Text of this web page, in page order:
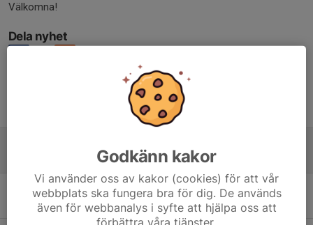
Välkomna!
Dela nyhet
27 jul, 20:18 0
Glad Sommar!
11 jul, 21:41 0
Godkänn kakor
Vi använder oss av kakor (cookies) för att vår
webbplats ska fungera bra för dig. De används
även för webbanalys i syfte att hjälpa oss att
förbättra våra tjänster.